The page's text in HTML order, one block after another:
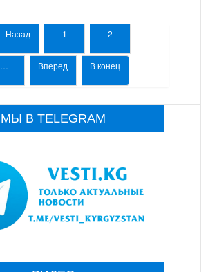
Назад 1 2
… Вперед В конец
МЫ В TELEGRAM